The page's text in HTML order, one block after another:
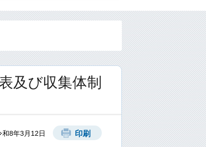
及び収集体制
印刷
8年3月12日